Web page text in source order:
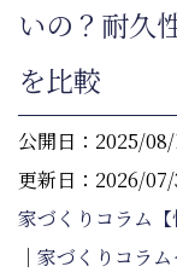
いの？耐久
を比較
公開日：2025/
更新日：2026/
家づくりコラム【
｜ 家づくりコラム